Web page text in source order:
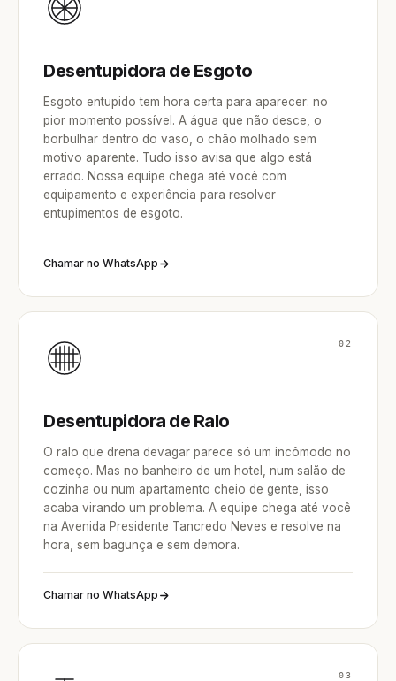
Desentupidora de Esgoto
Esgoto entupido tem hora certa para aparecer: no
pior momento possível. A água que não desce, o
borbulhar dentro do vaso, o chão molhado sem
motivo aparente. Tudo isso avisa que algo está
errado. Nossa equipe chega até você com
equipamento e experiência para resolver
entupimentos de esgoto.
Chamar no WhatsApp
02
Desentupidora de Ralo
O ralo que drena devagar parece só um incômodo no
começo. Mas no banheiro de um hotel, num salão de
cozinha ou num apartamento cheio de gente, isso
acaba virando um problema. A equipe chega até você
na Avenida Presidente Tancredo Neves e resolve na
hora, sem bagunça e sem demora.
Chamar no WhatsApp
03